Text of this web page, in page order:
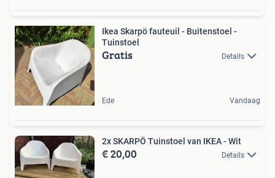
Ikea Skarpö fauteuil - Buitenstoel -
Tuinstoel
Gratis Details
Ede Vandaag
2x SKARPÖ Tuinstoel van IKEA - Wit
€ 20,00 Details